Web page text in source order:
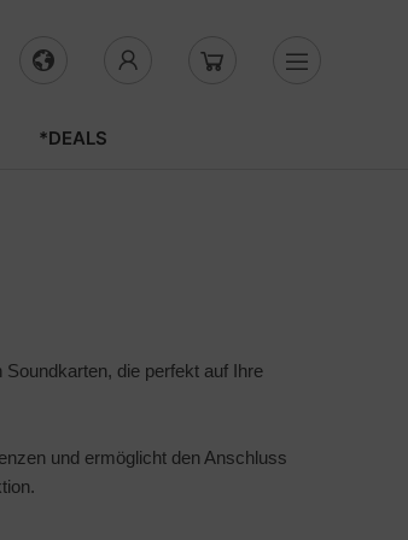
*DEALS
die perfekt auf Ihre
und ermöglicht den Anschluss